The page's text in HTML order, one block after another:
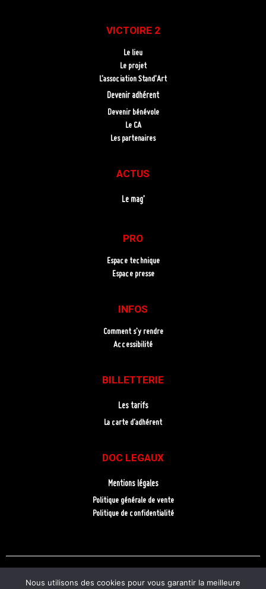
VICTOIRE 2
Le lieu
Le projet
L’association Stand’Art
Devenir adhérent
Devenir bénévole
Le CA
Les partenaires
ACTUS
Le mag’
PRO
Espace technique
Espace presse
INFOS
Comment s’y rendre
Accessibilité
BILLETTERIE
Les tarifs
La carte d’adhérent
DOC LEGAUX
Mentions légales
Politique générale de vente
Politique de confidentialité
Nous utilisons des cookies pour vous garantir la meilleure